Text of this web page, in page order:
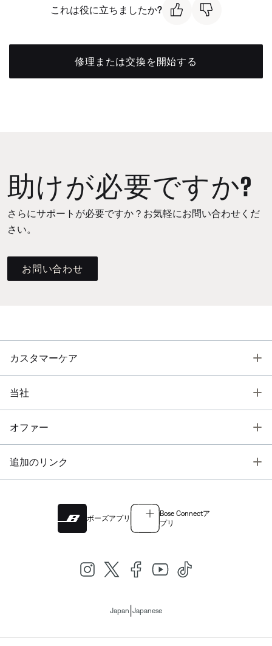
これは役に立ちましたか?
修理または交換を開始する
助けが必要ですか?
さらにサポートが必要ですか？お気軽にお問い合わせくだ
さい。
お問い合わせ
カスタマーケア
当社
オファー
追加のリンク
ボーズアプリ
Bose Connectア
プリ
Japan Japanese